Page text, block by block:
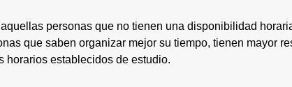
personas que no tienen una disponibilidad
que saben organizar mejor su tiempo, tienen mayor
horarios establecidos de estudio.